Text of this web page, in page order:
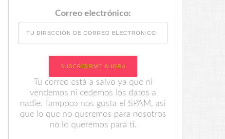
Correo electrónico:
Tu correo está a salvo ya que ni
vendemos ni cedemos los datos a
nadie. Tampoco nos gusta el SPAM, así
que lo que no queremos para nosotros
no lo queremos para ti.